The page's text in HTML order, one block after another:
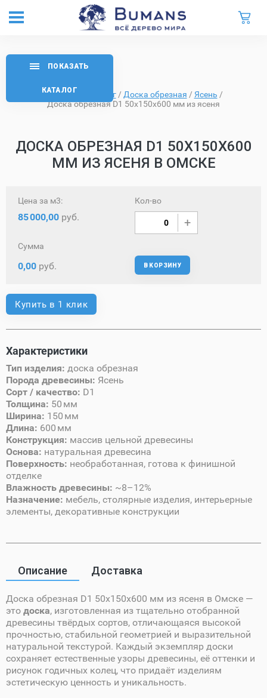
Главная Каталог / Доска обрезная / Ясень /
Доска обрезная D1 50х150х600 мм из ясеня
ДОСКА ОБРЕЗНАЯ D1 50Х150Х600
ММ ИЗ ЯСЕНЯ В ОМСКЕ
ПОКАЗАТЬ
КАТАЛОГ
Цена за м3:
85000,00 руб.
Кол-во
Сумма
0,00 руб. В КОРЗИНУ
Купить в 1 клик
Характеристики
Тип изделия: доска обрезная
Порода древесины: Ясень
Сорт / качество: D1
Толщина: 50 мм
Ширина: 150 мм
Длина: 600 мм
Конструкция: массив цельной древесины
Основа: натуральная древесина
Поверхность: необработанная, готова к финишной
отделке
Влажность древесины: ~8–12%
Назначение: мебель, столярные изделия, интерьерные
элементы, декоративные конструкции
Описание Доставка
Доска обрезная D1 50х150х600 мм из ясеня в Омске —
это доска, изготовленная из тщательно отобранной
древесины твёрдых сортов, отличающаяся высокой
прочностью, стабильной геометрией и выразительной
натуральной текстурой. Каждый экземпляр доски
сохраняет естественные узоры древесины, её оттенки и
рисунок годичных колец, что придаёт изделиям
эстетическую ценность и уникальность.